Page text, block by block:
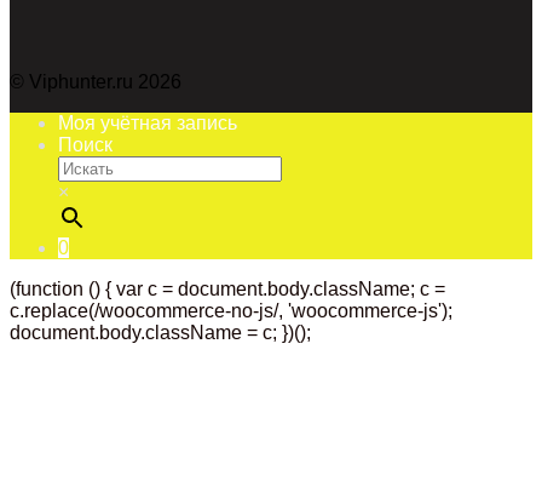
© Viphunter.ru 2026
Моя учётная запись
Поиск
×
0
(function () { var c = document.body.className; c =
c.replace(/woocommerce-no-js/, 'woocommerce-js');
document.body.className = c; })();